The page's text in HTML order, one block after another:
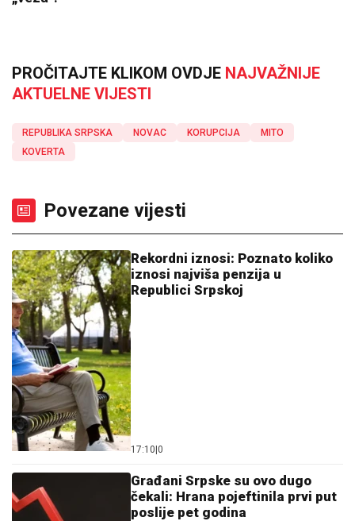
PROČITAJTE KLIKOM OVDJE NAJVAŽNIJE
AKTUELNE VIJESTI
REPUBLIKA SRPSKA NOVAC KORUPCIJA
MITO
KOVERTA
Povezane vijesti
Rekordni iznosi: Poznato koliko
iznosi najviša penzija u
Republici Srpskoj
17:10 0
Građani Srpske su ovo dugo
čekali: Hrana pojeftinila prvi put
poslije pet godina